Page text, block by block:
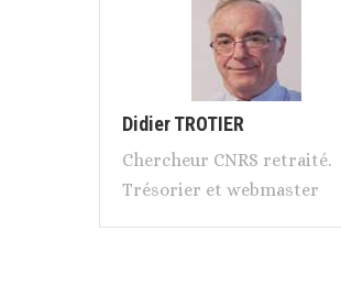
Didier TROTIER
Chercheur CNRS retraité.
Trésorier et webmaster